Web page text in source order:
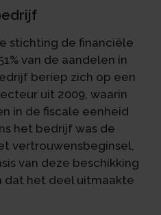
stichting de financiële
van de aandelen in
beriep zich op een
uit 2009, waarin
in de fiscale eenheid
het bedrijf was de
vertrouwensbeginsel,
van deze beschikking
dat het deel uitmaakte